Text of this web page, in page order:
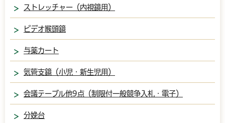
ストレッチャー（内視鏡用）
ビデオ喉頭鏡
与薬カート
気管支鏡（小児・新生児用）
会議テーブル他9点（制限付一般競争入札・電子）
分娩台